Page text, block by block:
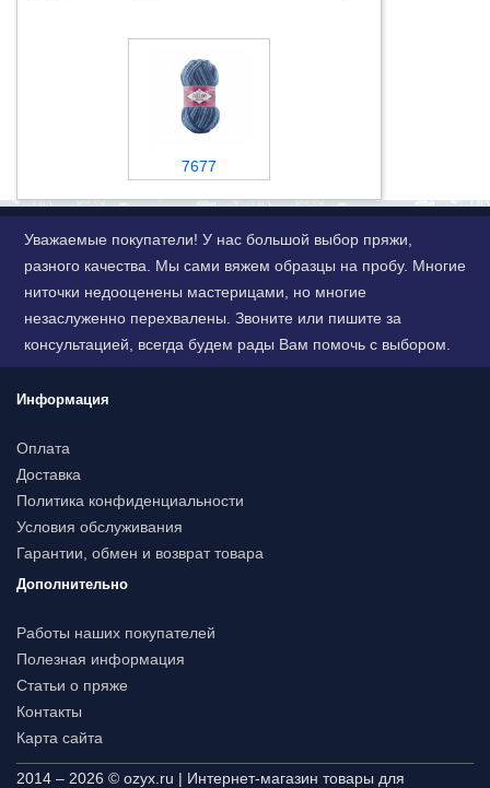
7677
Уважаемые покупатели! У нас большой выбор пряжи,
разного качества. Мы сами вяжем образцы на пробу. Многие
ниточки недооценены мастерицами, но многие
незаслуженно перехвалены. Звоните или пишите за
консультацией, всегда будем рады Вам помочь с выбором.
Информация
Оплата
Доставка
Политика конфиденциальности
Условия обслуживания
Гарантии, обмен и возврат товара
Дополнительно
Работы наших покупателей
Полезная информация
Статьи о пряже
Контакты
Карта сайта
2014 – 2026 © ozyx.ru | Интернет-магазин товары для